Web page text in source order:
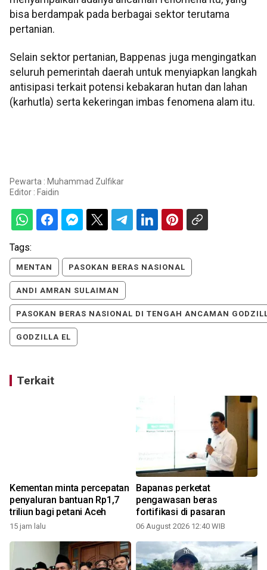
bisa berdampak pada berbagai sektor terutama
pertanian.
Selain sektor pertanian, Bappenas juga mengingatkan
seluruh pemerintah daerah untuk menyiapkan langkah
antisipasi terkait potensi kebakaran hutan dan lahan
(karhutla) serta kekeringan imbas fenomena alam itu.
Pewarta : Muhammad Zulfikar
Editor : Faidin
Tags:
MENTAN PASOKAN BERAS NASIONAL
ANDI AMRAN SULAIMAN
PASOKAN BERAS NASIONAL DI TENGAH ANCAMAN
GODZILLA EL
Terkait
Kementan minta percepatan
penyaluran bantuan Rp1,7
triliun bagi petani Aceh
15 jam lalu
Bapanas perketat
pengawasan beras
fortifikasi di pasaran
06 August 2026 12:40 WIB